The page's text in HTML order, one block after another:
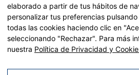
Plan de Recuperación, Transformación y
Recuperación y resiliencia,
elaborado a partir de tus hábitos de
personalizar tus preferencias
todas las cookies haciendo clic en
seleccionando "Rechazar". Para más
nuestra Política de Privacidad y